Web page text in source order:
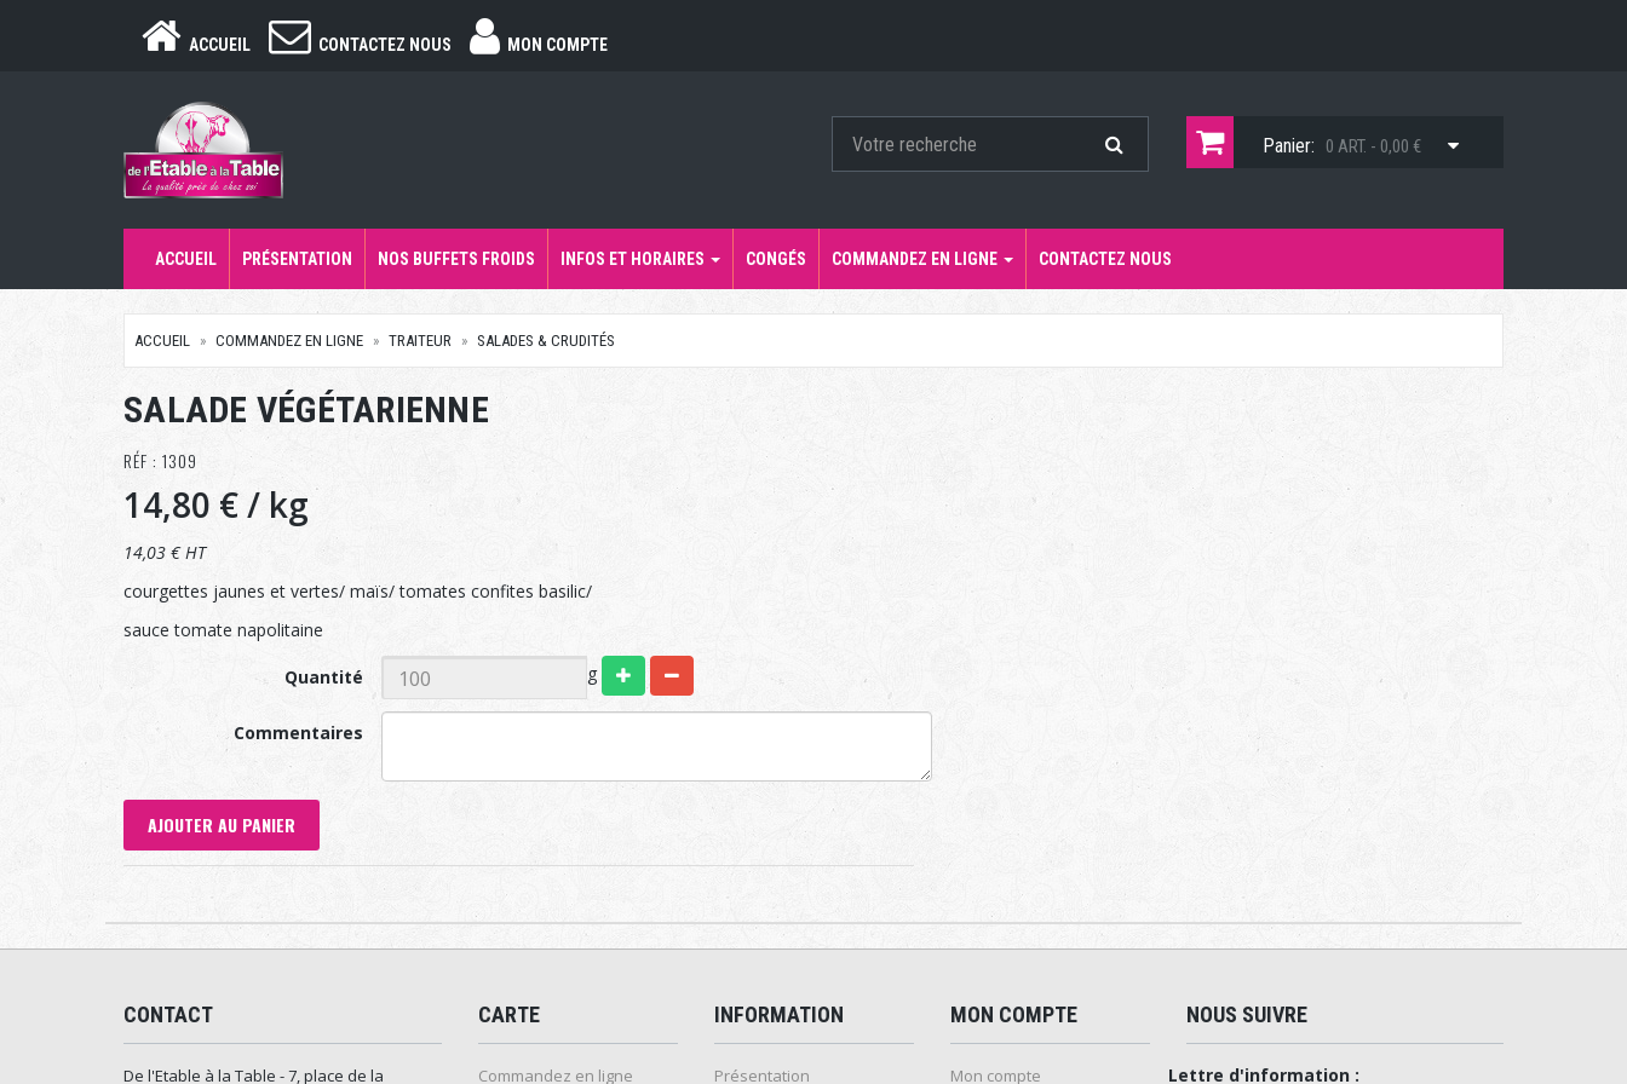
ACCUEIL CONTACTEZ NOUS MON COMPTE
Panier: 0 ART. - 0,00 €
ACCUEIL PRÉSENTATION NOS BUFFETS FROIDS INFOS ET HORAIRES CONGÉS COMMANDEZ EN LIGNE CONTACTEZ NOUS
ACCUEIL COMMANDEZ EN LIGNE TRAITEUR SALADES & CRUDITÉS
SALADE VÉGÉTARIENNE
RÉF : 1309
14,80 €/ kg
14,03 € HT
courgettes jaunes et vertes/ maïs/ tomates confites basilic/
sauce tomate napolitaine
Quantité g
Commentaires
AJOUTER AU PANIER
CONTACT
De l'Etable à la Table - 7, place de la
CARTE
Commandez en ligne
INFORMATION
Présentation
MON COMPTE
Mon compte
NOUS SUIVRE
Lettre d'information :